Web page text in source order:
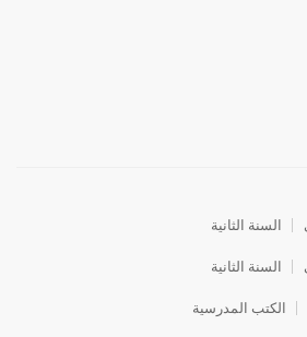
السنة الثانية
السنة الثانية
الكتب المدرسية